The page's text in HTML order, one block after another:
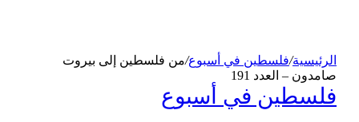
عن
الرئيسية/فلسطين في أسبوع/من فلسطين إلى بيروت
صامدون – العدد 191
فلسطين في أسبوع